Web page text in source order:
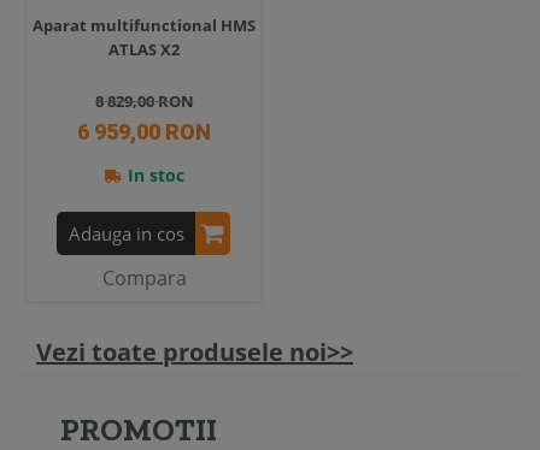
Aparat multifunctional HMS
ATLAS X2
8 829,00 RON
6 959,00 RON
In stoc
Adauga in cos
Compara
Vezi toate produsele noi>>
PROMOTII